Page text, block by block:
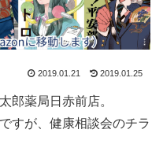
2019.01.21 2019.01.25
郎薬局日赤前店。
すが、健康相談会のチラ